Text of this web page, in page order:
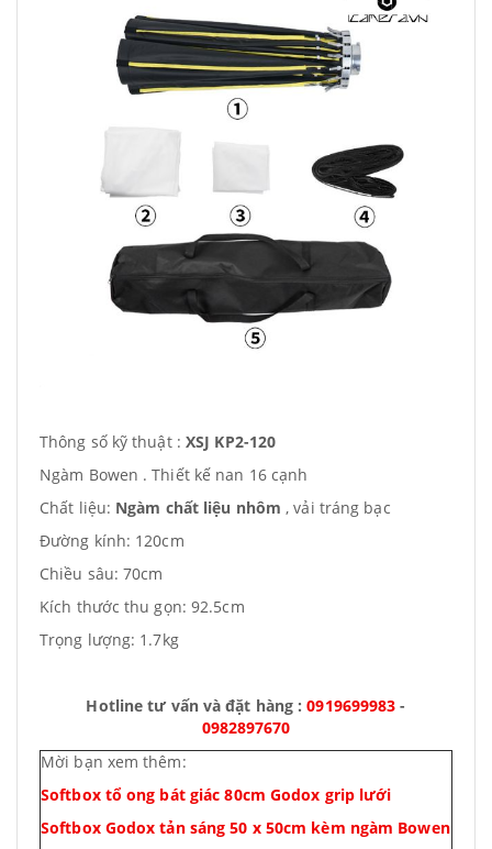
Thông số kỹ thuật : XSJ KP2-120
Ngàm Bowen . Thiết kế nan 16 cạnh
Chất liệu: Ngàm chất liệu nhôm , vải tráng bạc
Đường kính: 120cm
Chiều sâu: 70cm
Kích thước thu gọn: 92.5cm
Trọng lượng: 1.7kg
Hotline tư vấn và đặt hàng :0919699983 -
0982897670
Mời bạn xem thêm:
Softbox tổ ong bát giác 80cm Godox grip lưới
Softbox Godox tản sáng 50 x 50cm kèm ngàm Bowen